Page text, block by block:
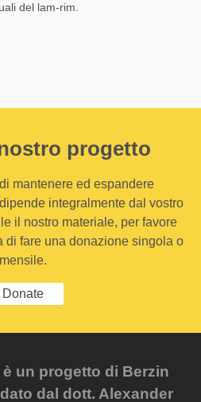
del lam-rim.
progetto
mantenere ed espandere
integralmente dal vostro
il nostro materiale, per favore
di fare una donazione singola o
mensile.
Donate
un progetto di Berzin
dal dott. Alexander